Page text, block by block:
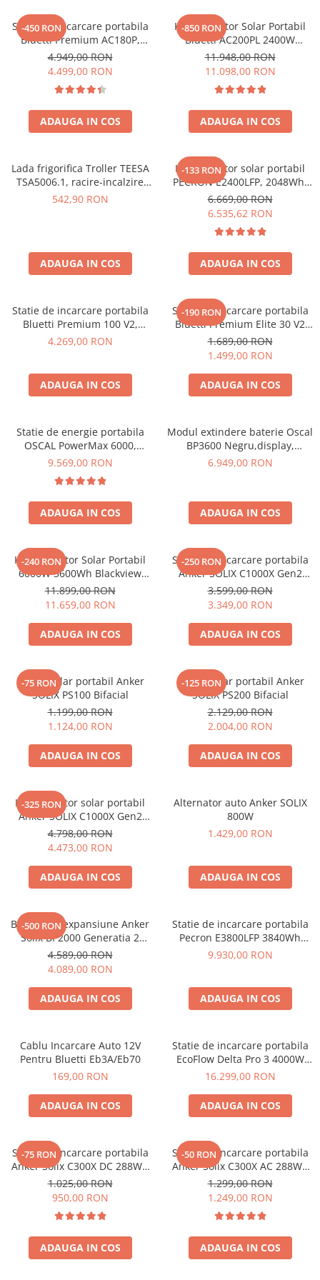
Acumulatori de stocare
Componente sisteme de balcon
-450 RON
Statie de incarcare portabila
Bluetti Premium AC180P,
Ecran LCD, 1800W, 1440Wh,
LiFePO4, Putere varf 2700W
4.949,00 RON
4.499,00 RON
ADAUGA IN COS
-850 RON
Kit Generator Solar Portabil
Bluetti AC200PL 2400W
2304Wh cu panou 350W
11.948,00 RON
11.098,00 RON
ADAUGA IN COS
Lada frigorifica Troller TEESA
TSA5006.1, racire-incalzire
35L, alimentare bricheta auto
542,90 RON
ADAUGA IN COS
-133 RON
Kit generator solar portabil
PECRON E2400LFP, 2048Wh,
2400W, 230V, Incarcare super
rapida, LiFePO4, Controler
MPPT dublu, Protectie BMS +
Panou solar 200W
6.669,00 RON
6.535,62 RON
ADAUGA IN COS
Statie de incarcare portabila
Bluetti Premium 100 V2,
1800W 1024Wh, Ecran LCD,
4.269,00 RON
ADAUGA IN COS
-190 RON
Statie de incarcare portabila
Bluetti Premium Elite 30 V2
600W 320Wh
1.689,00 RON
1.499,00 RON
ADAUGA IN COS
Statie de energie portabila
OSCAL PowerMax 6000,
6000W (9000W varf), baterie
rapida in 1.96h, 14 porturi,
USB-C 100W, control
inteligent la distanta,
functionalitate UPS
9.569,00 RON
ADAUGA IN COS
Modul extindere baterie Oscal
BP3600 Negru,display,
compatibil cu Oscal
6.949,00 RON
ADAUGA IN COS
-240 RON
Kit Generator Solar Portabil
6000W 3600Wh Blackview
OSCAL PowerMax 6000 +
panou solar 400W
11.899,00 RON
11.659,00 RON
ADAUGA IN COS
-250 RON
Statie de incarcare portabila
Anker SOLIX C1000X Gen2
2000W 1024Wh
3.599,00 RON
3.349,00 RON
ADAUGA IN COS
-75 RON
Panou solar portabil Anker
SOLIX PS100 Bifacial
1.199,00 RON
1.124,00 RON
ADAUGA IN COS
-125 RON
Panou solar portabil Anker
SOLIX PS200 Bifacial
2.129,00 RON
2.004,00 RON
ADAUGA IN COS
-325 RON
Kit generator solar portabil
Anker SOLIX C1000X Gen2
2000W 1024Wh + panou 100W
4.798,00 RON
4.473,00 RON
ADAUGA IN COS
Alternator auto Anker SOLIX
800W
1.429,00 RON
ADAUGA IN COS
-500 RON
Baterie de expansiune Anker
Solix BP2000 Generatia 2
pentru Anker Solix C2000 Gen
2, 2048Wh
4.589,00 RON
4.089,00 RON
ADAUGA IN COS
Statie de incarcare portabila
Pecron E3800LFP 3840Wh
4200W + Carucior CADOU
9.930,00 RON
ADAUGA IN COS
Cablu Incarcare Auto 12V
Pentru Bluetti Eb3A/Eb70
169,00 RON
ADAUGA IN COS
Statie de incarcare portabila
EcoFlow Delta Pro 3 4000W
4096Wh
16.299,00 RON
ADAUGA IN COS
-75 RON
Statie de incarcare portabila
Anker Solix C300X DC 288Wh
300W
1.025,00 RON
950,00 RON
ADAUGA IN COS
-50 RON
Statie de incarcare portabila
Anker Solix C300X AC 288Wh
300W
1.299,00 RON
1.249,00 RON
ADAUGA IN COS